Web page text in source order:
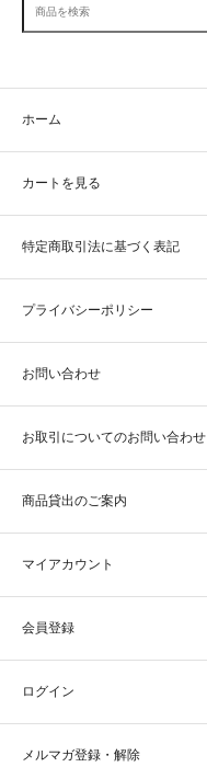
ホーム
カートを見る
特定商取引法に基づく表記
プライバシーポリシー
お問い合わせ
お取引についてのお問い合わせ
商品貸出のご案内
マイアカウント
会員登録
ログイン
メルマガ登録・解除